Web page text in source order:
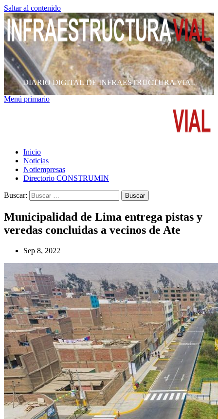
Saltar al contenido
DIARIO DIGITAL DE INFRAESTRUCTURA VIAL
Menú primario
Inicio
Noticias
Notiempresas
Directorio CONSTRUMIN
Buscar:
Municipalidad de Lima entrega pistas y
veredas concluidas a vecinos de Ate
Sep 8, 2022